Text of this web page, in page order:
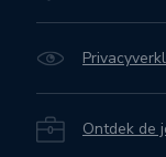
Ontdek de